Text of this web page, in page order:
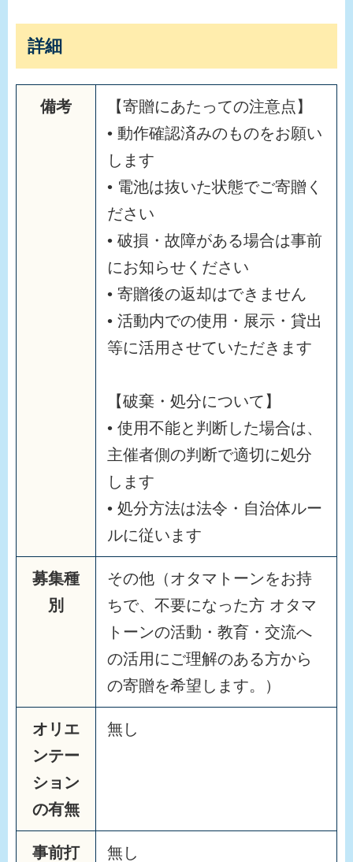
詳細
備考
【寄贈にあたっての注意点】
• 動作確認済みのものをお願い
します
• 電池は抜いた状態でご寄贈く
ださい
• 破損・故障がある場合は事前
にお知らせください
• 寄贈後の返却はできません
• 活動内での使用・展示・貸出
等に活用させていただきます
【破棄・処分について】
• 使用不能と判断した場合は、
主催者側の判断で適切に処分
します
• 処分方法は法令・自治体ルー
ルに従います
募集種
別
その他（オタマトーンをお持
ちで、不要になった方 オタマ
トーンの活動・教育・交流へ
の活用にご理解のある方から
の寄贈を希望します。）
オリエ
ンテー
ション
の有無
無し
事前打
無し